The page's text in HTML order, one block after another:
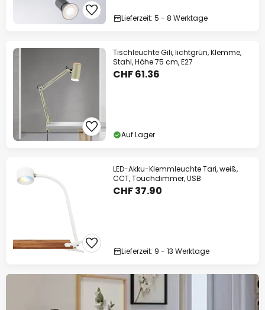
Lieferzeit: 5 - 8 Werktage
Tischleuchte Gili, lichtgrün, Klemme,
Stahl, Höhe 75 cm, E27
CHF 61.36
Auf Lager
LED-Akku-Klemmleuchte Tari, weiß,
CCT, Touchdimmer, USB
CHF 37.90
Lieferzeit: 9 - 13 Werktage